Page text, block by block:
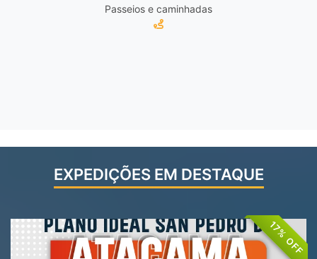
Passeios e caminhadas
EXPEDIÇÕES EM DESTAQUE
17% OFF